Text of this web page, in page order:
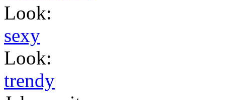
Look:
sexy
Look:
trendy